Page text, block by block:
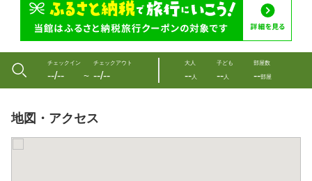
チェックイン
--/-- 〜
チェックアウト
--/--
大人
--人
子ども
--人
部屋数
--部屋
地図・アクセス